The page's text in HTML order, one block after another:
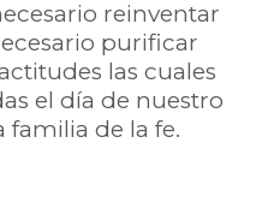
reinventar
purificar
las cuales
el día de nuestro
de la fe.